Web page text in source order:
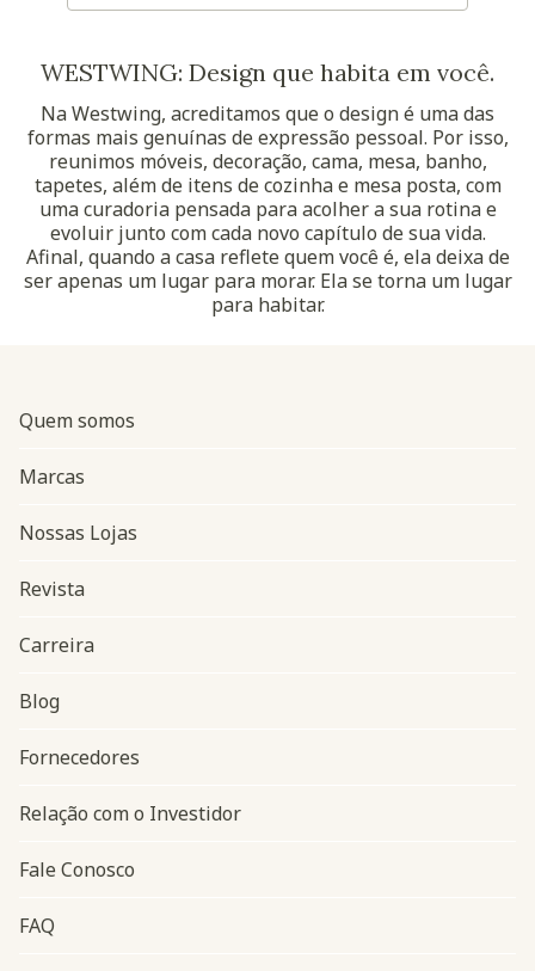
WESTWING: Design que habita em você.
Na Westwing, acreditamos que o design é uma das
formas mais genuínas de expressão pessoal. Por isso,
reunimos móveis, decoração, cama, mesa, banho,
tapetes, além de itens de cozinha e mesa posta, com
uma curadoria pensada para acolher a sua rotina e
evoluir junto com cada novo capítulo de sua vida.
Afinal, quando a casa reflete quem você é, ela deixa de
ser apenas um lugar para morar. Ela se torna um lugar
para habitar.
Navegação do rodapé
Quem somos
Marcas
Nossas Lojas
Revista
Carreira
Blog
Fornecedores
Relação com o Investidor
Fale Conosco
FAQ